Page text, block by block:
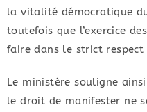
la vitalité démocratique
toutefois que l’exercice
faire dans le strict
Le ministère souligne
le droit de manifester ne